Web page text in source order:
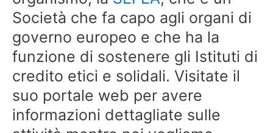
Società che fa capo agli organi di
governo europeo e che ha la
funzione di sostenere gli Istituti di
credito etici e solidali. Visitate il
suo portale web per avere
informazioni dettagliate sulle